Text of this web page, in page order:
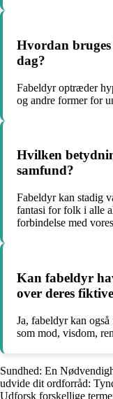
Hvordan
dag?
Fabeldyr optræder
og andre former for
Hvilken
samfund?
Fabeldyr kan stadig
fantasi for folk i alle
forbindelse med
Kan fabeldyr
over deres
Ja, fabeldyr kan
som mod, visdom,
Sundhed: En
udvide dit ordforråd:
Udforsk forskellige